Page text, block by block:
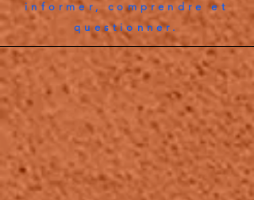
informer, comprendre et
questionner.